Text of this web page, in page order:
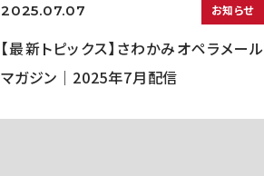
2025.07.07 お知らせ
【最新トピックス】さわかみオペラメール
マガジン｜2025年7月配信